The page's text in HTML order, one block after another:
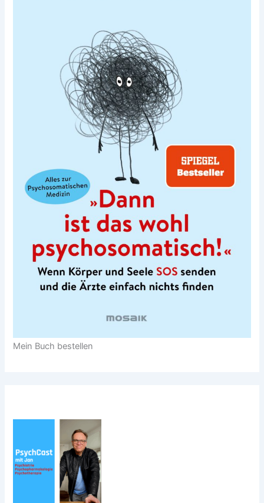
Mein Buch bestellen